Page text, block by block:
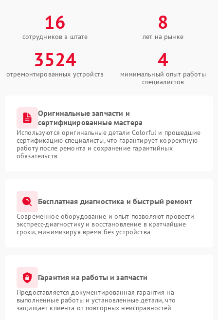
16
сотрудников в штате
8
лет на рынке
3524
отремонтированных устройств
4
минимальный опыт работы
специалистов
Оригинальные запчасти и
сертифицированные мастера
Используются оригинальные детали Colorful и прошедшие
сертификацию специалисты, что гарантирует корректную
работу после ремонта и сохранение гарантийных
обязательств
Бесплатная диагностика и быстрый ремонт
Современное оборудование и опыт позволяют провести
экспресс-диагностику и восстановление в кратчайшие
сроки, минимизируя время без устройства
Гарантия на работы и запчасти
Предоставляется документированная гарантия на
выполненные работы и установленные детали, что
защищает клиента от повторных неисправностей